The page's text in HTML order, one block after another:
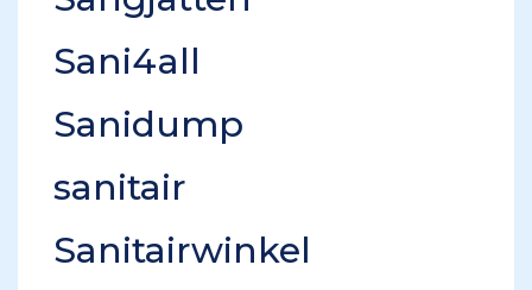
Sani4all
Sanidump
sanitair
Sanitairwinkel